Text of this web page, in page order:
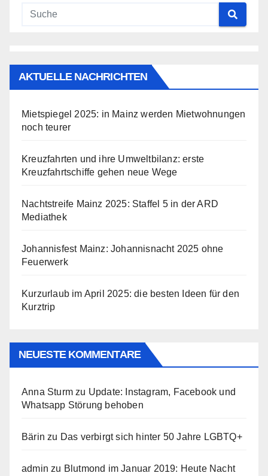
AKTUELLE NACHRICHTEN
Mietspiegel 2025: in Mainz werden Mietwohnungen
noch teurer
Kreuzfahrten und ihre Umweltbilanz: erste
Kreuzfahrtschiffe gehen neue Wege
Nachtstreife Mainz 2025: Staffel 5 in der ARD
Mediathek
Johannisfest Mainz: Johannisnacht 2025 ohne
Feuerwerk
Kurzurlaub im April 2025: die besten Ideen für den
Kurztrip
NEUESTE KOMMENTARE
Anna Sturm zu Update: Instagram, Facebook und
Whatsapp Störung behoben
Bärin zu Das verbirgt sich hinter 50 Jahre LGBTQ+
admin zu Blutmond im Januar 2019: Heute Nacht